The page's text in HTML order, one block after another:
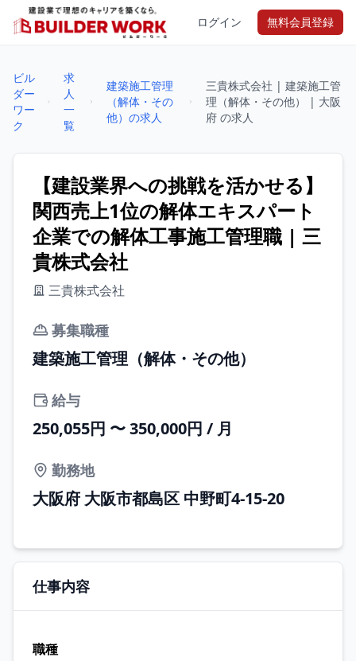
ログイン 無料会員登録
ビル
ダー
ワー
ク
求
人
一
覧
建築施工管理
（解体・その
他）の求人
三貴株式会社 | 建築施工管
理（解体・その他） | 大阪
府 の求人
【建設業界への挑戦を活かせる】
関西売上1位の解体エキスパート
企業での解体工事施工管理職 | 三
貴株式会社
三貴株式会社
募集職種
建築施工管理（解体・その他）
給与
250,055円 〜 350,000円 / 月
勤務地
大阪府 大阪市都島区 中野町4-15-20
仕事内容
職種